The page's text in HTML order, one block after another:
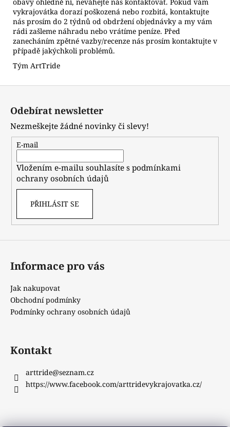
obavy ohledně ní, neváhejte nás kontaktovat. Pokud vám
vykrajovátka dorazí poškozená nebo rozbitá, kontaktujte
nás prosím do 2 týdnů od obdržení objednávky a my vám
rádi zašleme náhradu nebo vrátíme peníze. Před
zanecháním zpětné vazby/recenze nás prosím kontaktujte v
případě jakýchkoli problémů.
Tým ArtTride
Odebírat newsletter
Nezmeškejte žádné novinky či slevy!
E-mail
Vložením e-mailu souhlasíte spodmínkami
ochrany osobních údajů
PŘIHLÁSIT SE
Informace pro vás
Jak nakupovat
Obchodní podmínky
Podmínky ochrany osobních údajů
Kontakt
arttride@seznam.cz
https://www.facebook.com/arttridevykrajovatka.cz/